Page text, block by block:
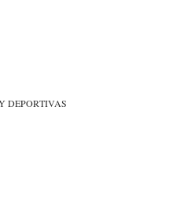
DEPORTIVAS